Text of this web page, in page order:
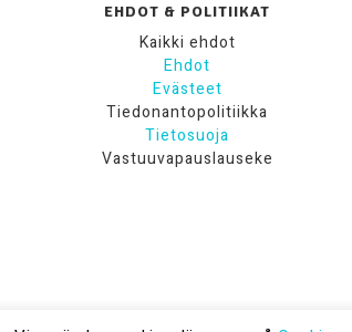
EHDOT & POLITIIKAT
Kaikki ehdot
Ehdot
Evästeet
Tiedonantopolitiikka
Tietosuoja
Vastuuvapauslauseke